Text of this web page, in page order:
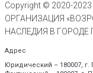
Copyright © 2020-2023
ОРГАНИЗАЦИЯ
НАСЛЕДИЯ В ГОРОДЕ
Адрес
Юридический – 180007, г.